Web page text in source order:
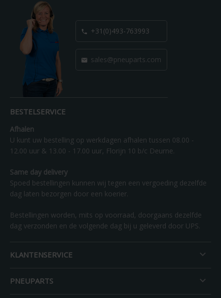
 +31(0)493-763993
 sales@pneuparts.com
BESTELSERVICE
Afhalen
U kunt uw bestelling op werkdagen afhalen tussen 08.00 -
12.00 uur & 13.00 - 17.00 uur, Florijn 10 b/c Deurne.
Same day delivery
Spoed bestellingen kunnen wij tegen een vergoeding dezelfde
dag laten bezorgen door een koerier.
Bestellingen worden, mits op voorraad, doorgaans dezelfde
dag verzonden en de volgende dag bij u geleverd door UPS.
KLANTENSERVICE 
PNEUPARTS 